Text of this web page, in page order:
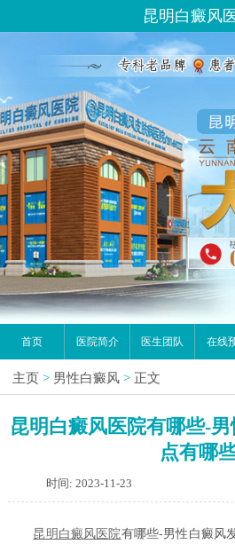
昆明白癜风
首页 医院简介 医生团队 在线
主页 > 男性白癜风 > 正文
昆明白癜风医院有哪些-
点有哪
时间: 2023-11-23
昆明白癜风医院有哪些-男性白癜风